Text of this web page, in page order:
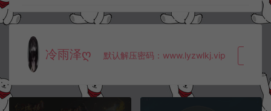
冷雨泽ღ 默认解压密码：www.lyzwlkj.vip